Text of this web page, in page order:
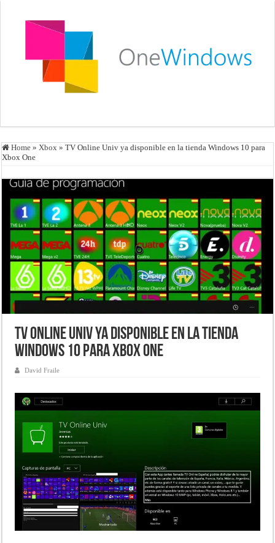
Home » Xbox » TV Online Univ ya disponible en la tienda Windows 10 para
Xbox One
TV Online Univ ya disponible en la tienda
Windows 10 para Xbox One
David Fraile